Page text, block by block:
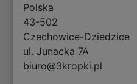
Polska
43-502
Czechowice-Dziedzice
ul. Junacka 7A
biuro@3kropki.pl